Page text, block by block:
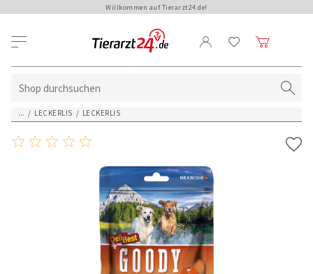
Willkommen auf Tierarzt24.de!
... / LECKERLIS / LECKERLIS